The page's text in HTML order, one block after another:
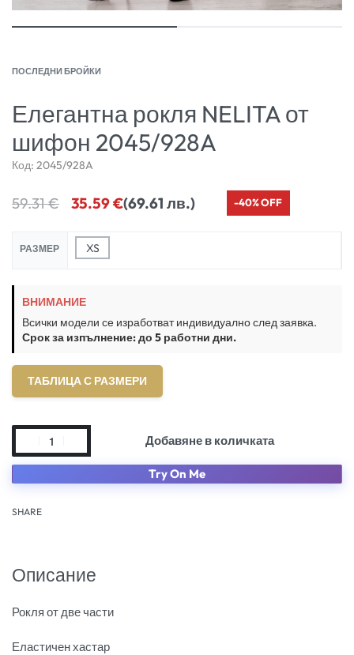
ПОСЛЕДНИ БРОЙКИ
Елегантна рокля NELITA от
шифон 2045/928A
Код: 2045/928A
59.31€ 35.59€(69.61 лв.) -40% OFF
РАЗМЕР XS
ВНИМАНИЕ
Всички модели се изработват индивидуално след заявка.
Срок за изпълнение: до 5 работни дни.
ТАБЛИЦА С РАЗМЕРИ
Добавяне в количката
Try On Me
SHARE
Описание
Рокля от две части
Еластичен хастар